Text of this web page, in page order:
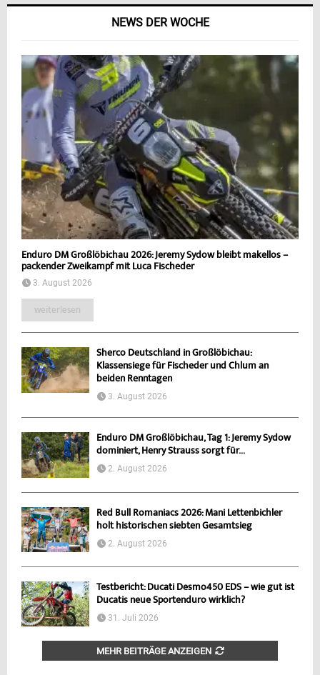
NEWS DER WOCHE
Enduro DM Großlöbichau 2026: Jeremy Sydow bleibt makellos –
packender Zweikampf mit Luca Fischeder
3. August 2026
weiterlesen
Sherco Deutschland in Großlöbichau:
Klassensiege für Fischeder und Chlum an
beiden Renntagen
3. August 2026
Enduro DM Großlöbichau, Tag 1: Jeremy Sydow
dominiert, Henry Strauss sorgt für...
2. August 2026
Red Bull Romaniacs 2026: Mani Lettenbichler
holt historischen siebten Gesamtsieg
2. August 2026
Testbericht: Ducati Desmo450 EDS – wie gut ist
Ducatis neue Sportenduro wirklich?
31. Juli 2026
MEHR BEITRÄGE ANZEIGEN